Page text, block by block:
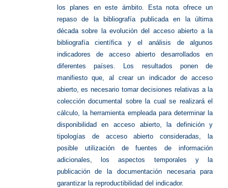
los planes en este ámbito. Esta nota ofrece un
repaso de la bibliografía publicada en la última
década sobre la evolución del acceso abierto a la
bibliografía científica y el análisis de algunos
indicadores de acceso abierto desarrollados en
diferentes países. Los resultados ponen de
manifiesto que, al crear un indicador de acceso
abierto, es necesario tomar decisiones relativas a la
colección documental sobre la cual se realizará el
cálculo, la herramienta empleada para determinar la
disponibilidad en acceso abierto, la definición y
tipologías de acceso abierto consideradas, la
posible utilización de fuentes de información
adicionales, los aspectos temporales y la
publicación de la documentación necesaria para
garantizar la reproductibilidad del indicador.